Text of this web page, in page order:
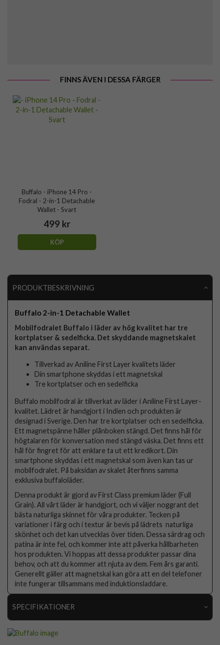
FINNS ÄVEN I DESSA FÄRGER
Buffalo - iPhone 14 Pro -
Fodral - 2-in-1 Detachable
Wallet - Svart
499 kr
KÖP
PRODUKTBESKRIVNING
Buffalo 2-in-1 Detachable Wallet
Mobilfodralet Buffalo i läder av hög kvalitet har tre
kortplatser & sedelficka. Det skyddande magnetskalet
kan användas separat.
Tillverkad av Aniline First Layer kvalitets läder
Din smartphone skyddas i ett magnetskal
Tre kortplatser och en sedelficka
Buffalo mobilfodral är tillverkat av läder i Aniline First Layer-
kvalitet. Lädret är handgjort i Indien och produkten är
designad i Sverige. Den har tre kortplatser och en sedelficka.
Ett magnetspänne håller plånboken stängd. Det finns hål för
högtalaren för konversation med stängd väska. Det finns ett
hål för fingret för att enklare ta ut ett kredikort. Din
smartphone skyddas i ett magnetskal som även kan tas ur
mobilfodralet. På baksidan av skalet återfinns samma
exklusiva buffaloläder.
Denna produkt är gjord av First Class premium läder (Full
Grain). All vårt läder är handgjort, och vi väljer noggrant det
bästa naturliga skinnet för våra produkter. Tecken på
variationer i färg och i textur är bevis på lädrets naturliga
skönhet och det kan utvecklas över tiden. Dessa särdrag och
patina är inte fel, och kommer inte att påverka hållbarheten
hos produkten. Vi hoppas att dessa produkter passar dina
behov, och att du kommer att njuta av dem. Fem års garanti.
Generellt gäller att magnetskal kan göra att en del telefoner
inte fungerar tillsammans med induktionsladdare.
SPECIFIKATIONER